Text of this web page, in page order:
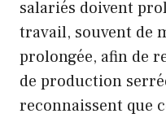
salariés doivent
travail, souvent de
prolongée, afin de
de production
reconnaissent que